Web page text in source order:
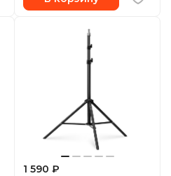
1 590 ₽